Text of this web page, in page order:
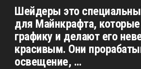
Шейдеры это
для Майнкрафта,
графику и делают его
красивым. Они
освещение, …